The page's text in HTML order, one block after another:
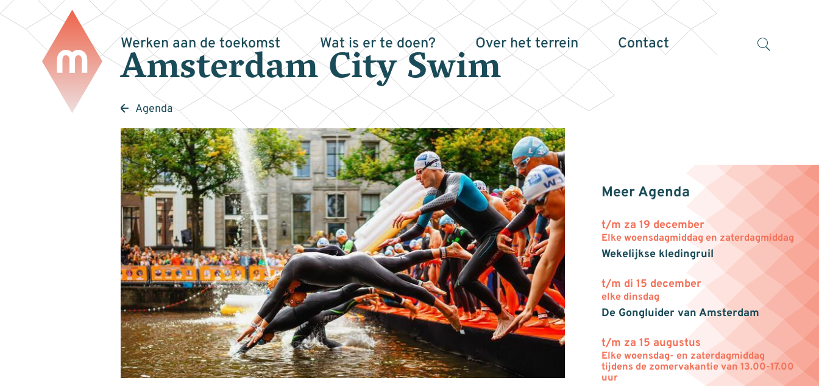
Werken aan de toekomst Wat is er te doen? Over het terrein Contact
Amsterdam City Swim
Agenda
Meer Agenda
t/m za 19 december
Elke woensdagmiddag en zaterdagmiddag
Wekelijkse kledingruil
t/m di 15 december
elke dinsdag
De Gongluider van Amsterdam
t/m za 15 augustus
Elke woensdag- en zaterdagmiddag
tijdens de zomervakantie van 13.00-17.00
uur